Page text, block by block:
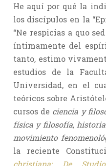
He aquí por qué la
los discípulos en la
“Ne respicias a quo
íntimamente del
tanto, estimo
estudios de la
Universidad, en el
teóricos sobre
cursos de ciencia y
física y filosofía,
movimiento
la reciente
christiana: De